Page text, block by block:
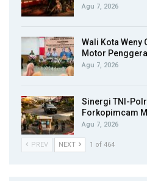
Agu 7, 2026
Wali Kota Weny
Motor
Agu 7, 2026
Sinergi TNI-
Forkopimcam
Agu 7, 2026
PREV NEXT 1 of 464